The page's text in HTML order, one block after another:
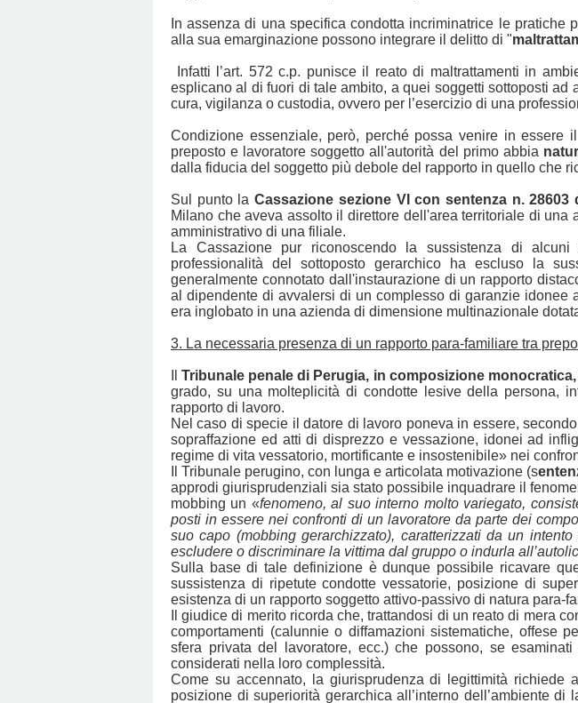
In assenza di una specifica condotta incriminatrice le
alla sua emarginazione possono integrare il delitto di "
Infatti l’art. 572 c.p. punisce il reato di maltrattamenti in
esplicano al di fuori di tale ambito, a quei soggetti sottoposti
cura, vigilanza o custodia, ovvero per l’esercizio di una
Condizione essenziale, però, perché possa venire in
preposto e lavoratore soggetto all'autorità del primo abbia
dalla fiducia del soggetto più debole del rapporto in quello che
Sul punto laCassazione sezione VI con sentenza n. 28603
Milano che aveva assolto il direttore dell'area territoriale di
amministrativo di una filiale.
La Cassazione pur riconoscendo la sussistenza di
professionalità del sottoposto gerarchico ha escluso la
generalmente connotato dall'instaurazione di un rapporto
al dipendente di avvalersi di un complesso di garanzie
era inglobato in una azienda di dimensione multinazionale
3. La necessaria presenza di un rapporto para-familiare tra
IlTribunale penale di Perugia, in composizione monocratica,
grado, su una molteplicità di condotte lesive della persona,
rapporto di lavoro.
Nel caso di specie il datore di lavoro poneva in essere,
sopraffazione ed atti di disprezzo e vessazione, idonei ad
regime di vita vessatorio, mortificante e insostenibile» nei
Il Tribunale perugino, con lunga e articolata motivazione (s
approdi giurisprudenziali sia stato possibile inquadrare il
mobbing un «fenomeno, al suo interno molto variegato,
posti in essere nei confronti di un lavoratore da parte dei
suo capo (mobbing gerarchizzato), caratterizzati da un
escludere o discriminare la vittima dal gruppo o indurla
Sulla base di tale definizione è dunque possibile ricavare
sussistenza di ripetute condotte vessatorie, posizione di
esistenza di un rapporto soggetto attivo-passivo di natura para-
Il giudice di merito ricorda che, trattandosi di un reato di mera
comportamenti (calunnie o diffamazioni sistematiche, offese
sfera privata del lavoratore, ecc.) che possono, se
considerati nella loro complessità.
Come su accennato, la giurisprudenza di legittimità
posizione di superiorità gerarchica all’interno dell’ambiente